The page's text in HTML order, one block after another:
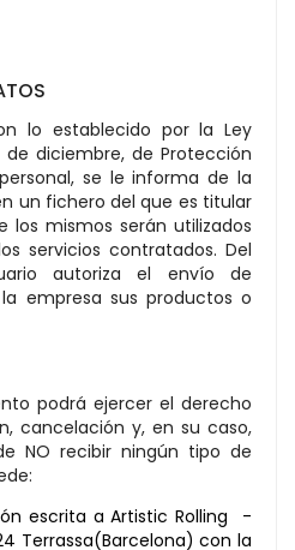
lo establecido por la Ley
de diciembre, de Protección
se le informa de la
un fichero del que es titular
los mismos serán utilizados
servicios contratados. Del
autoriza el envío de
empresa sus productos o
podrá ejercer el derecho
cancelación y, en su caso,
NO recibir ningún tipo de
escrita a Artistic Rolling -
Terrassa(Barcelona) con la